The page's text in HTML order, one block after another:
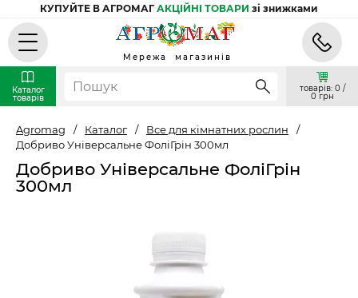
КУПУЙТЕ В АГРОМАГ АКЦІЙНІ ТОВАРИ зі знижками
Мережа магазинів
Каталог
товарів
товарів: 0 /
0 грн
Agromag / Каталог / Все для кімнатних рослин
/
Добриво Універсальне ФоліГрін 300мл
Добриво Універсальне ФоліГрін
300мл